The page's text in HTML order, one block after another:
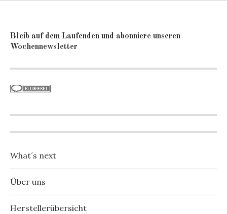
Bleib auf dem Laufenden und abonniere unseren
Wochennewsletter
What´s next
Über uns
Herstellerübersicht